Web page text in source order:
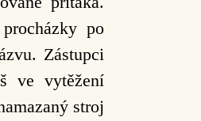
po
Zástupci
vevytěžení
stroj